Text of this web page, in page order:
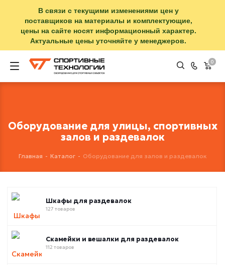
В связи с текущими изменениями цен у
поставщиков на материалы и комплектующие,
цены на сайте носят информационный характер.
Актуальные цены уточняйте у менеджеров.
0
Оборудование для улицы, спортивных
залов и раздевалок
Главная - Каталог - Оборудование для залов и раздевалок
Шкафы для раздевалок
127 товаров
Скамейки и вешалки для раздевалок
112 товаров